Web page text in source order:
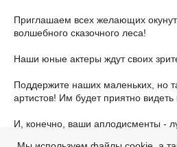
Приглашаем всех желающих
волшебного сказочного леса!
Наши юные актеры ждут своих
Поддержите наших маленьких, но
артистов! Им будет приятно
И, конечно, ваши аплодисменты -